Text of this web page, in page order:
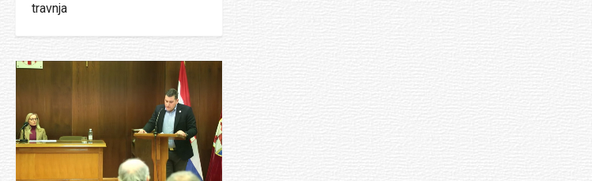
travnja